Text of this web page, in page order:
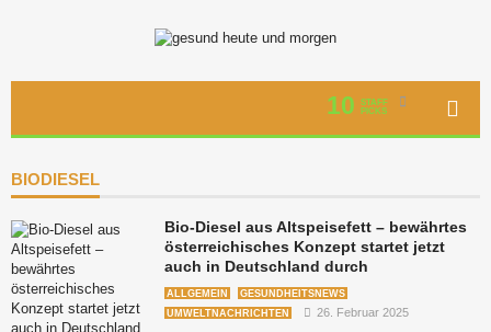
10
STAFF
PICKS
BIODIESEL
Bio-Diesel aus Altspeisefett – bewährtes
österreichisches Konzept startet jetzt
auch in Deutschland durch
ALLGEMEIN
GESUNDHEITSNEWS
UMWELTNACHRICHTEN
26. Februar 2025